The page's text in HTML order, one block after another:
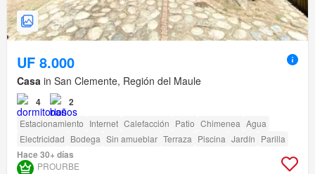
UF 8.000
Casa in San Clemente, Región del Maule
4 2
Estacionamiento Internet Calefacción Patio Chimenea Agua
Electricidad Bodega Sin amueblar Terraza Piscina Jardín Parilla
Hace 30+ días
PROURBE